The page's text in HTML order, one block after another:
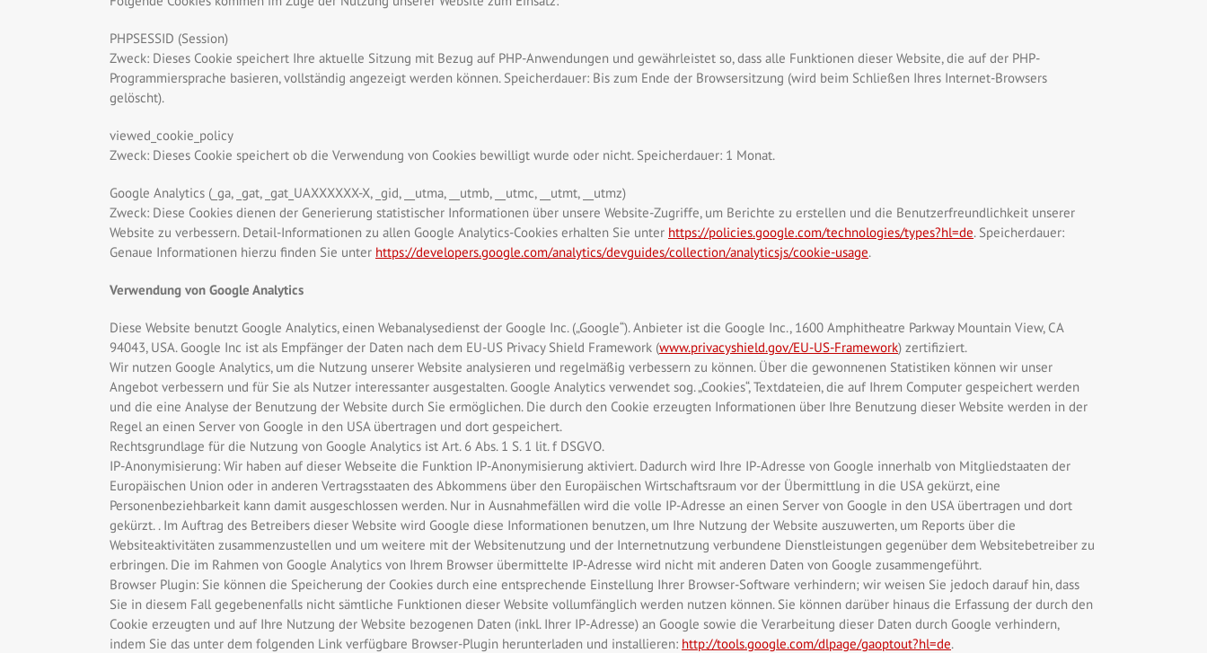
PHPSESSID (Session)
Zweck: Dieses Cookie speichert Ihre aktuelle Sitzung mit Bezug auf PHP-Anwendungen und gewährleistet so, dass alle Funktionen dieser Website, die auf der PHP-
Programmiersprache basieren, vollständig angezeigt werden können. Speicherdauer: Bis zum Ende der Browsersitzung (wird beim Schließen Ihres Internet-Browsers
gelöscht).
viewed_cookie_policy
Zweck: Dieses Cookie speichert ob die Verwendung von Cookies bewilligt wurde oder nicht. Speicherdauer: 1 Monat.
Google Analytics (_ga, _gat, _gat_UAXXXXXX-X, _gid, __utma, __utmb, __utmc, __utmt, __utmz)
Zweck: Diese Cookies dienen der Generierung statistischer Informationen über unsere Website-Zugriffe, um Berichte zu erstellen und die Benutzerfreundlichkeit unserer
Website zu verbessern. Detail-Informationen zu allen Google Analytics-Cookies erhalten Sie unter https://policies.google.com/technologies/types?hl=de. Speicherdauer:
Genaue Informationen hierzu finden Sie unter https://developers.google.com/analytics/devguides/collection/analyticsjs/cookie-usage.
Verwendung von Google Analytics
Diese Website benutzt Google Analytics, einen Webanalysedienst der Google Inc. („Google“). Anbieter ist die Google Inc., 1600 Amphitheatre Parkway Mountain View, CA
94043, USA. Google Inc ist als Empfänger der Daten nach dem EU-US Privacy Shield Framework (www.privacyshield.gov/EU-US-Framework) zertifiziert.
Wir nutzen Google Analytics, um die Nutzung unserer Website analysieren und regelmäßig verbessern zu können. Über die gewonnenen Statistiken können wir unser
Angebot verbessern und für Sie als Nutzer interessanter ausgestalten. Google Analytics verwendet sog. „Cookies“, Textdateien, die auf Ihrem Computer gespeichert werden
und die eine Analyse der Benutzung der Website durch Sie ermöglichen. Die durch den Cookie erzeugten Informationen über Ihre Benutzung dieser Website werden in der
Regel an einen Server von Google in den USA übertragen und dort gespeichert.
Rechtsgrundlage für die Nutzung von Google Analytics ist Art. 6 Abs. 1 S. 1 lit. f DSGVO.
IP-Anonymisierung: Wir haben auf dieser Webseite die Funktion IP-Anonymisierung aktiviert. Dadurch wird Ihre IP-Adresse von Google innerhalb von Mitgliedstaaten der
Europäischen Union oder in anderen Vertragsstaaten des Abkommens über den Europäischen Wirtschaftsraum vor der Übermittlung in die USA gekürzt, eine
Personenbeziehbarkeit kann damit ausgeschlossen werden. Nur in Ausnahmefällen wird die volle IP-Adresse an einen Server von Google in den USA übertragen und dort
gekürzt. . Im Auftrag des Betreibers dieser Website wird Google diese Informationen benutzen, um Ihre Nutzung der Website auszuwerten, um Reports über die
Websiteaktivitäten zusammenzustellen und um weitere mit der Websitenutzung und der Internetnutzung verbundene Dienstleistungen gegenüber dem Websitebetreiber zu
erbringen. Die im Rahmen von Google Analytics von Ihrem Browser übermittelte IP-Adresse wird nicht mit anderen Daten von Google zusammengeführt.
Browser Plugin: Sie können die Speicherung der Cookies durch eine entsprechende Einstellung Ihrer Browser-Software verhindern; wir weisen Sie jedoch darauf hin, dass
Sie in diesem Fall gegebenenfalls nicht sämtliche Funktionen dieser Website vollumfänglich werden nutzen können. Sie können darüber hinaus die Erfassung der durch den
Cookie erzeugten und auf Ihre Nutzung der Website bezogenen Daten (inkl. Ihrer IP-Adresse) an Google sowie die Verarbeitung dieser Daten durch Google verhindern,
indem Sie das unter dem folgenden Link verfügbare Browser-Plugin herunterladen und installieren: http://tools.google.com/dlpage/gaoptout?hl=de.